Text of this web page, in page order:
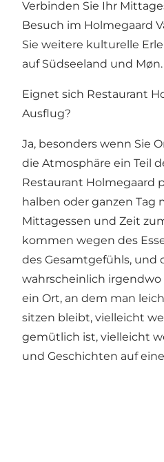
Verbinden Sie Ihr
Besuch im Holmegaard
Sie weitere kulturelle
auf Südseeland und Møn.
Eignet sich Restaurant
Ausflug?
Ja, besonders wenn Sie
die Atmosphäre ein Teil
Restaurant Holmegaard
halben oder ganzen Tag
Mittagessen und Zeit
kommen wegen des
des Gesamtgefühls, und
wahrscheinlich irgendwo
ein Ort, an dem man
sitzen bleibt, vielleicht
gemütlich ist, vielleicht
und Geschichten auf